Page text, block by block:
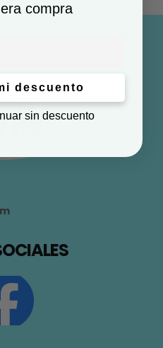
compra
descuento
sin descuento